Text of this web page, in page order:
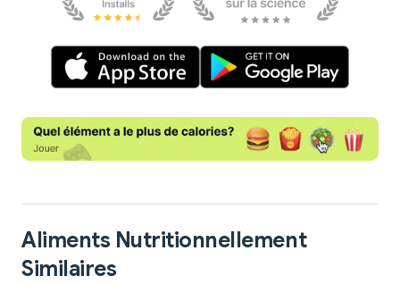
Aliments Nutritionnellement
Similaires